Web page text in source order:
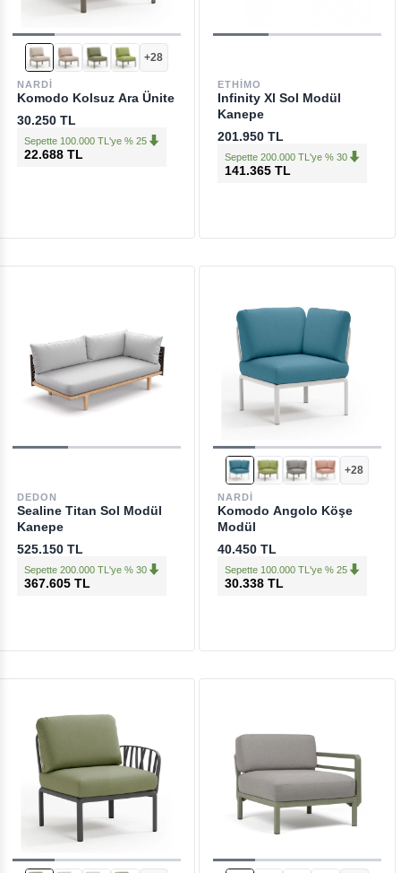
+28
NARDI
Komodo Kolsuz Ara Ünite
30.250 TL
Sepette 100.000 TL'ye % 25
22.688 TL
ETHIMO
Infinity Xl Sol Modül
Kanepe
201.950 TL
Sepette 200.000 TL'ye % 30
141.365 TL
DEDON
Sealine Titan Sol Modül
Kanepe
525.150 TL
Sepette 200.000 TL'ye % 30
367.605 TL
+28
NARDI
Komodo Angolo Köşe
Modül
40.450 TL
Sepette 100.000 TL'ye % 25
30.338 TL